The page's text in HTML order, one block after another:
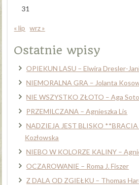
31
« lip wrz »
Ostatnie wpisy
OPIEKUN LASU – Elwira Dresler-
NIEMORALNA GRA – Jolanta
NIE WSZYSTKO ZŁOTO – Aga
PRZEMILCZANA – Agnieszka Lis
NADZIEJA JEST BLISKO
Kozłowska
NIEBO W KOLORZE KALINY –
OCZAROWANIE – Roma J. Fiszer
Z DALA OD ZGIEŁKU – Thomas